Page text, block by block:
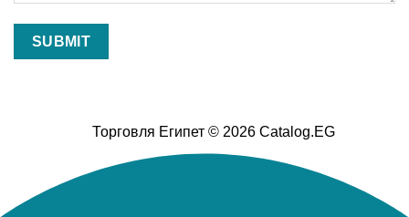
Торговля Египет © 2026 Catalog.EG